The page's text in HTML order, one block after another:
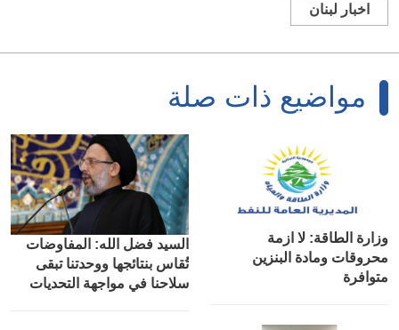
اخبار لبنان
مواضيع ذات صلة
وزارة الطاقة: لا ازمة
محروقات ومادة البنزين
متوافرة
السيد فضل الله: المفاوضات
تُقاس بنتائجها ووحدتنا تبقى
سلاحنا في مواجهة التحديات